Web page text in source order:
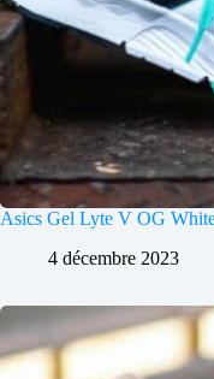
Asics Gel Lyte V OG
4 décembre 2023